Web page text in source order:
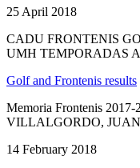
25 April 2018
CADU FRONTENIS
UMH TEMPORADAS
Golf and Frontenis results
Memoria Frontenis
VILLALGORDO, JUAN
14 February 2018